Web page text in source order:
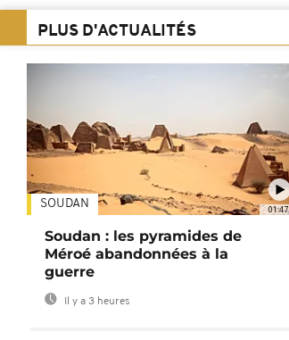
PLUS D'ACTUALITÉS
01:47
SOUDAN
Soudan : les pyramides de
Méroé abandonnées à la
guerre
Il y a 3 heures